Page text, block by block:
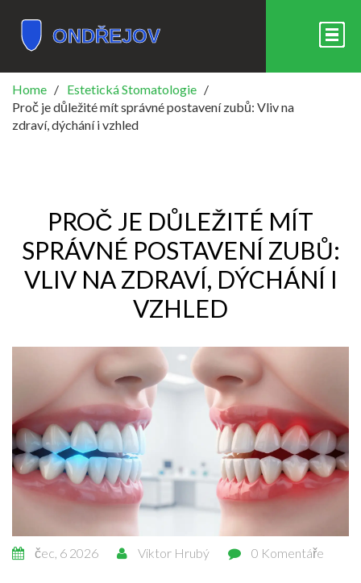
Home
Estetická Stomatologie
Proč je důležité mít správné postavení zubů: Vliv na
zdraví, dýchání i vzhled
PROČ JE DŮLEŽITÉ MÍT
SPRÁVNÉ POSTAVENÍ ZUBŮ:
VLIV NA ZDRAVÍ, DÝCHÁNÍ I
VZHLED
čec, 6 2026 Viktor Hrubý 0 Komentáře